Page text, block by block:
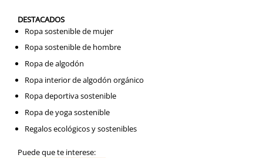
DESTACADOS
Ropa sostenible de mujer
Ropa sostenible de hombre
Ropa de algodón
Ropa interior de algodón orgánico
Ropa deportiva sostenible
Ropa de yoga sostenible
Regalos ecológicos y sostenibles
Puede que te interese: